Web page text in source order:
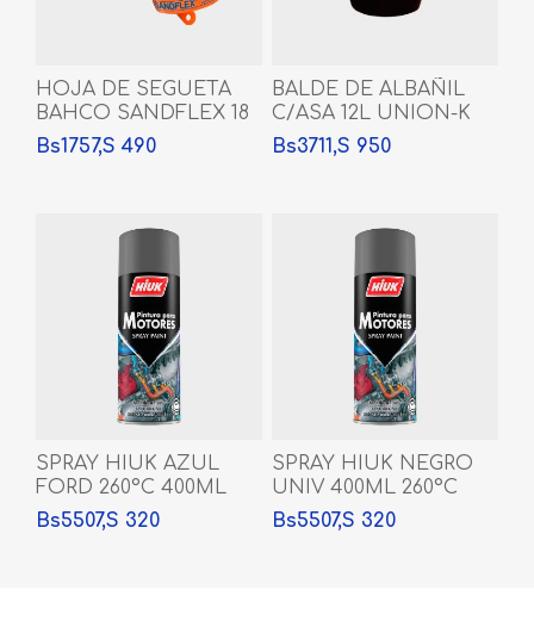
HOJA DE SEGUETA
BAHCO SANDFLEX 18
DTE
Bs1757,S 490
BALDE DE ALBAÑIL
C/ASA 12L UNION-K
Bs3711,S 950
SPRAY HIUK AZUL
FORD 260°C 400ML
Bs5507,S 320
SPRAY HIUK NEGRO
UNIV 400ML 260°C
Bs5507,S 320